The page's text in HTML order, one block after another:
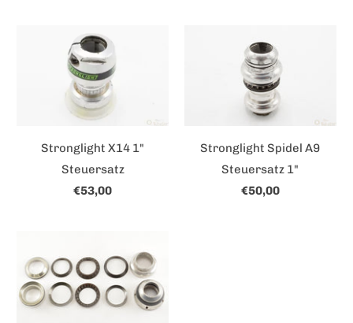
Stronglight X14 1"
Steuersatz
€53,00
Stronglight Spidel A9
Steuersatz 1"
€50,00